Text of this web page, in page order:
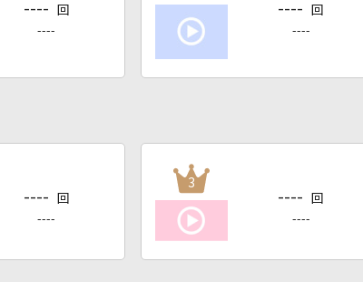
---- 回
----
---- 回
----
---- 回
----
3
---- 回
----